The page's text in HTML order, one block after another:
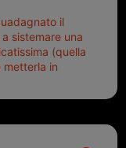
il
sistemare una
(quella
metterla in
mesi con le
un filo di